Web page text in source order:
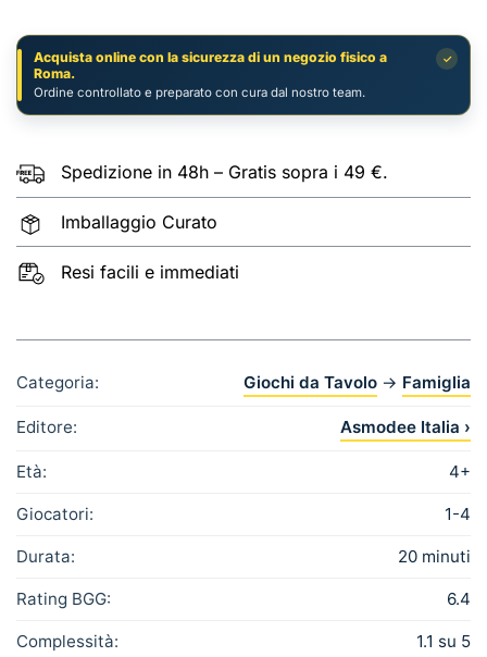
✓
Acquista online con la sicurezza di un negozio fisico a
Roma.
Ordine controllato e preparato con cura dal nostro team.
Spedizione in 48h – Gratis sopra i 49 €.
Imballaggio Curato
Resi facili e immediati
Categoria: Giochi da Tavolo → Famiglia
Editore: Asmodee Italia ›
Età: 4+
Giocatori: 1-4
Durata: 20 minuti
Rating BGG: 6.4
Complessità: 1.1 su 5